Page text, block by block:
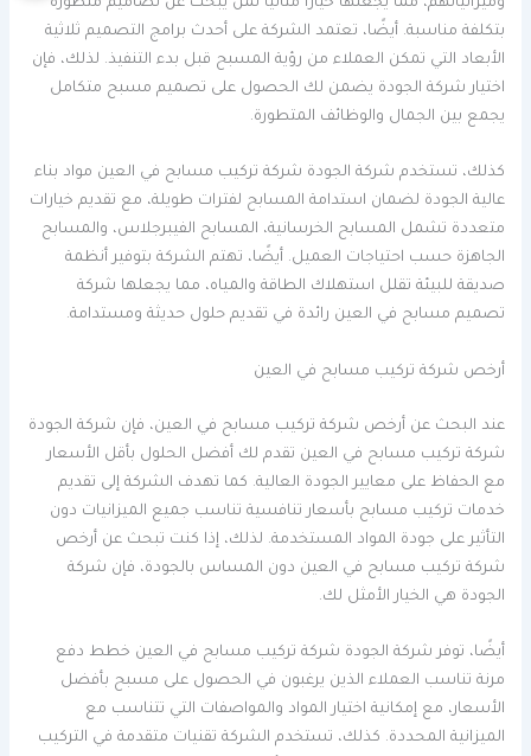
وميزانياتهم، مما يجعلها خيارًا مثاليًا لمن يبحث عن تصاميم متطورة
بتكلفة مناسبة. أيضًا، تعتمد الشركة على أحدث برامج التصميم ثلاثية
الأبعاد التي تمكن العملاء من رؤية المسبح قبل بدء التنفيذ. لذلك، فإن
اختيار شركة الجودة يضمن لك الحصول على تصميم مسبح متكامل
يجمع بين الجمال والوظائف المتطورة.
كذلك، تستخدم شركة الجودة شركة تركيب مسابح في العين مواد بناء
عالية الجودة لضمان استدامة المسابح لفترات طويلة، مع تقديم خيارات
متعددة تشمل المسابح الخرسانية، المسابح الفيبرجلاس، والمسابح
الجاهزة حسب احتياجات العميل. أيضًا، تهتم الشركة بتوفير أنظمة
صديقة للبيئة تقلل استهلاك الطاقة والمياه، مما يجعلها شركة
تصميم مسابح في العين رائدة في تقديم حلول حديثة ومستدامة.
أرخص شركة تركيب مسابح في العين
عند البحث عن أرخص شركة تركيب مسابح في العين، فإن شركة الجودة
شركة تركيب مسابح في العين تقدم لك أفضل الحلول بأقل الأسعار
مع الحفاظ على معايير الجودة العالية. كما تهدف الشركة إلى تقديم
خدمات تركيب مسابح بأسعار تنافسية تناسب جميع الميزانيات دون
التأثير على جودة المواد المستخدمة. لذلك، إذا كنت تبحث عن أرخص
شركة تركيب مسابح في العين دون المساس بالجودة، فإن شركة
الجودة هي الخيار الأمثل لك.
أيضًا، توفر شركة الجودة شركة تركيب مسابح في العين خطط دفع
مرنة تناسب العملاء الذين يرغبون في الحصول على مسبح بأفضل
الأسعار، مع إمكانية اختيار المواد والمواصفات التي تتناسب مع
الميزانية المحددة. كذلك، تستخدم الشركة تقنيات متقدمة في التركيب